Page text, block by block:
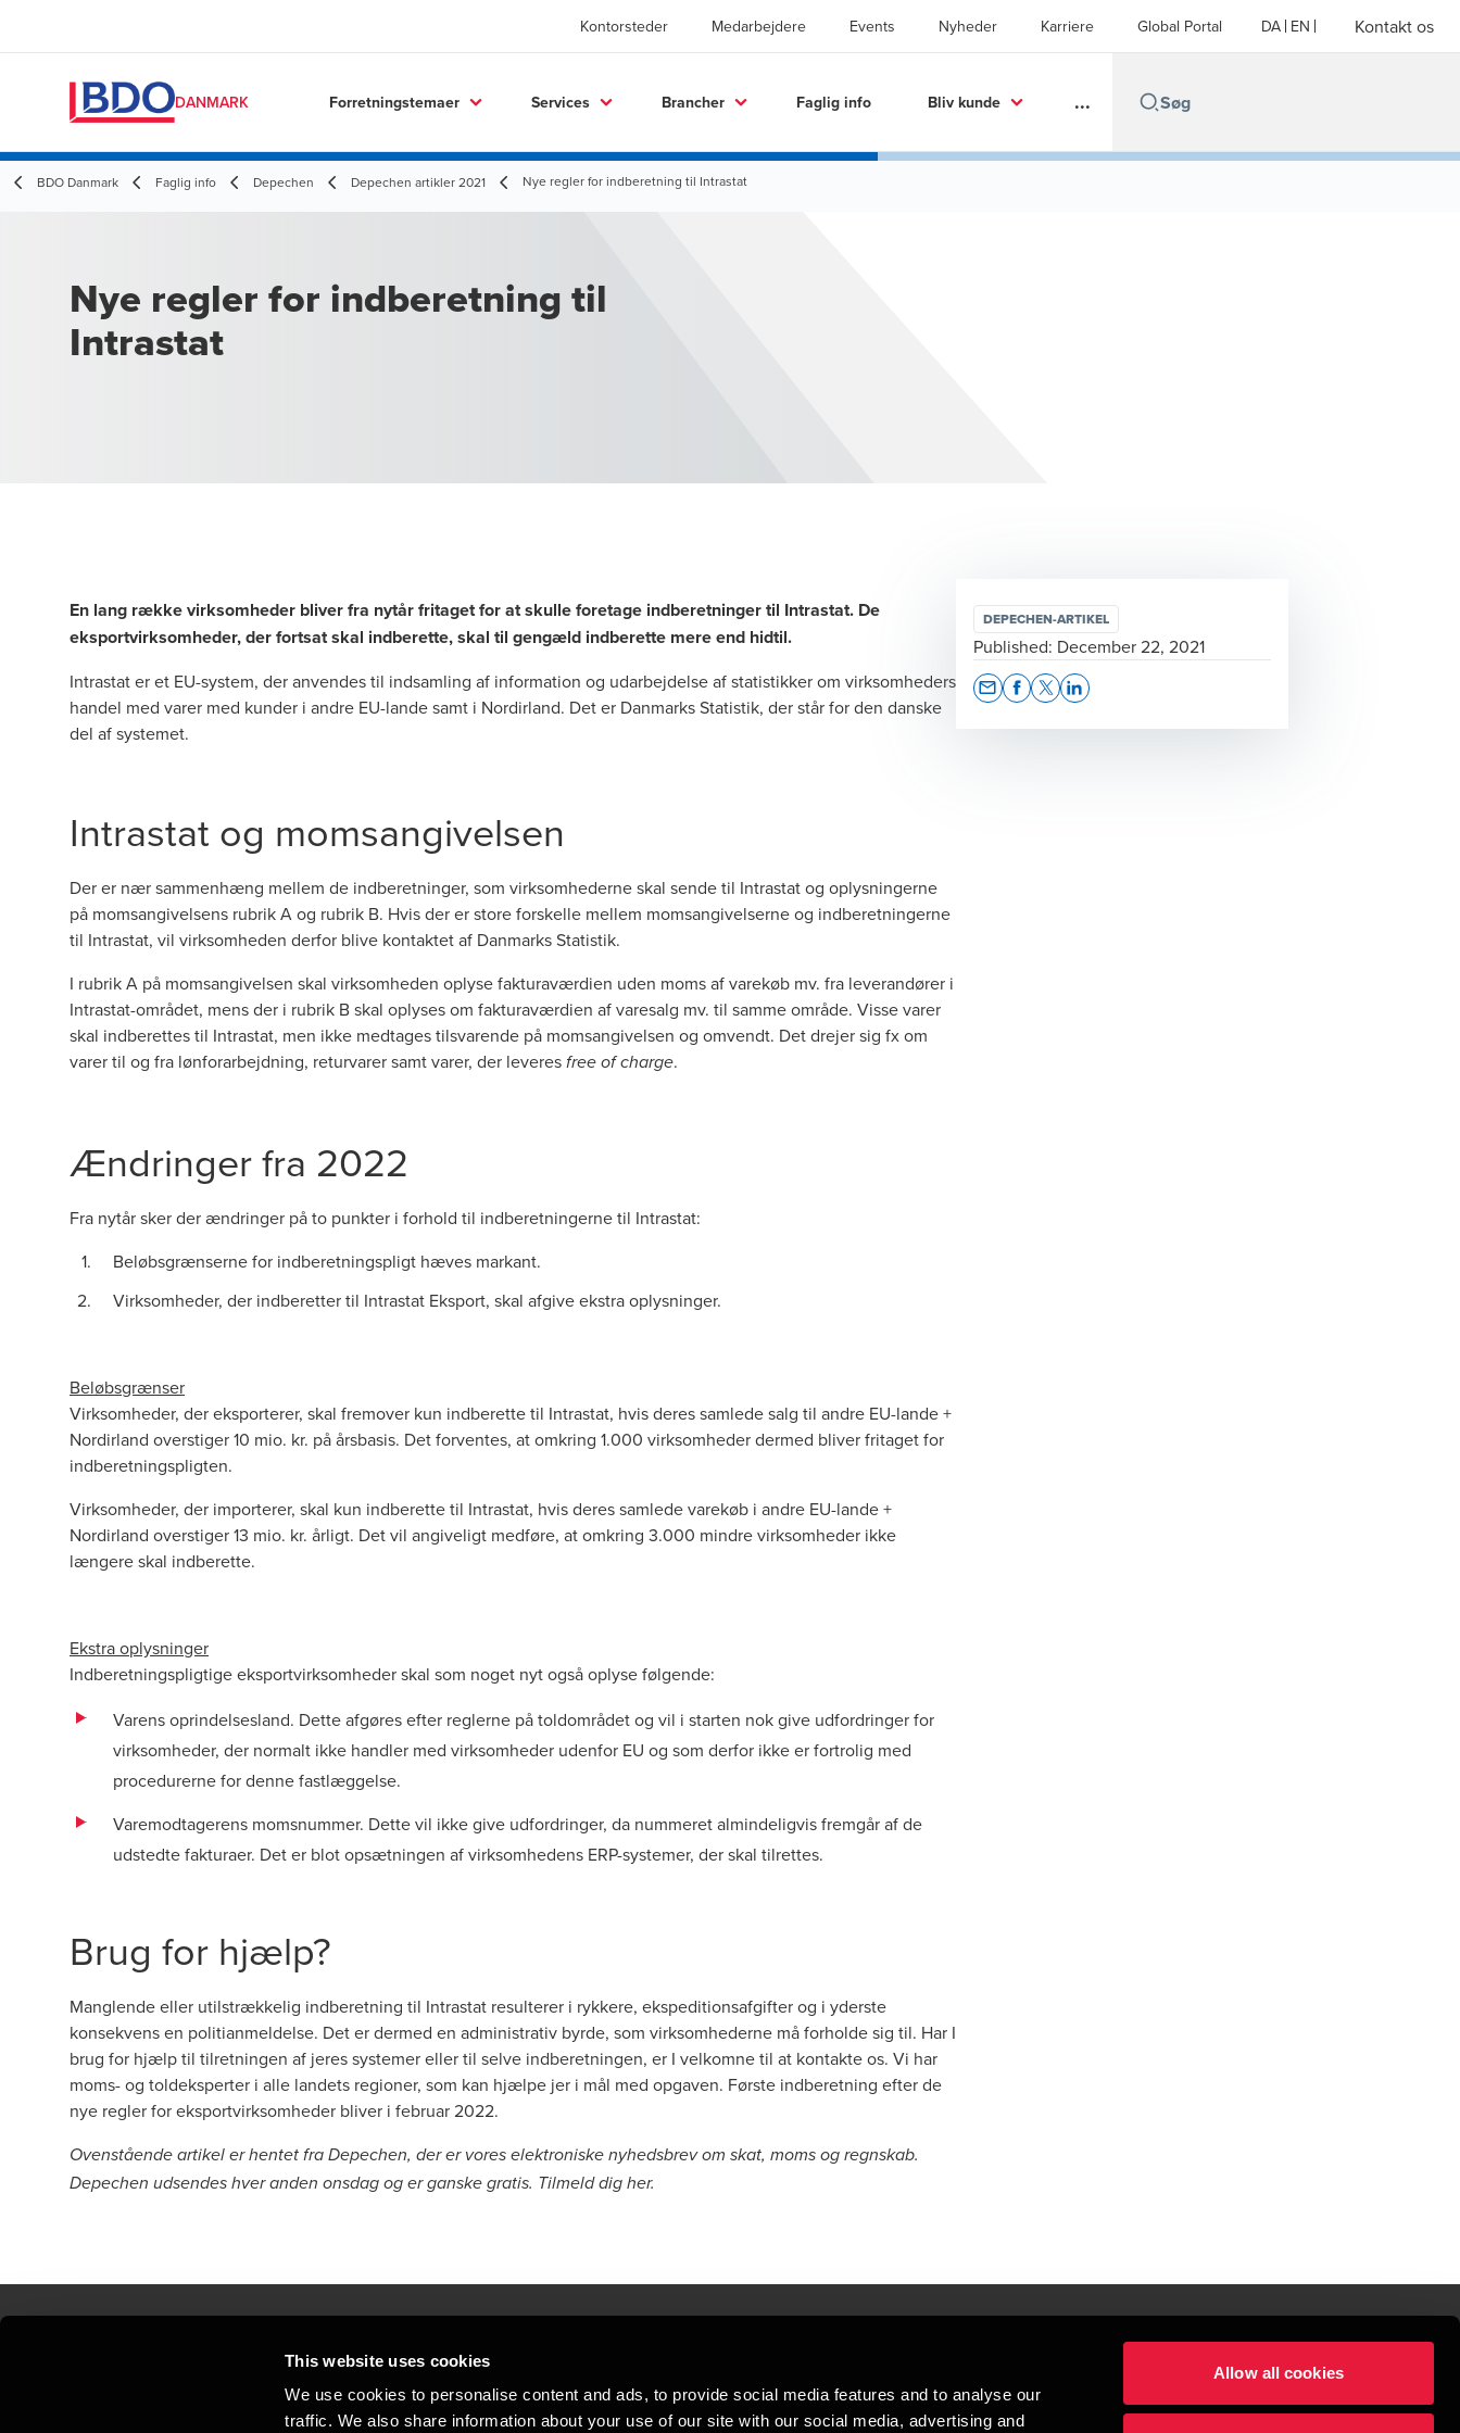
This website uses cookies
We use cookies to personalise content and ads, to provide social media features and to analyse our
traffic. We also share information about your use of our site with our social media, advertising and
Allow all cookies
Kontorsteder Medarbejdere Events Nyheder Karriere Global Portal DA EN Kontakt os
DANMARK Forretningstemaer Services Brancher Faglig info Bliv kunde ...
BDO Danmark Faglig info Depechen Depechen artikler 2021 Nye regler for indberetning til Intrastat
Nye regler for indberetning til
Intrastat
En lang række virksomheder bliver fra nytår fritaget for at skulle foretage indberetninger til Intrastat. De
eksportvirksomheder, der fortsat skal indberette, skal til gengæld indberette mere end hidtil.
Intrastat er et EU-system, der anvendes til indsamling af information og udarbejdelse af statistikker om virksomheders
handel med varer med kunder i andre EU-lande samt i Nordirland. Det er Danmarks Statistik, der står for den danske
del af systemet.
Intrastat og momsangivelsen
Der er nær sammenhæng mellem de indberetninger, som virksomhederne skal sende til Intrastat og oplysningerne
på momsangivelsens rubrik A og rubrik B. Hvis der er store forskelle mellem momsangivelserne og indberetningerne
til Intrastat, vil virksomheden derfor blive kontaktet af Danmarks Statistik.
I rubrik A på momsangivelsen skal virksomheden oplyse fakturaværdien uden moms af varekøb mv. fra leverandører i
Intrastat-området, mens der i rubrik B skal oplyses om fakturaværdien af varesalg mv. til samme område. Visse varer
skal indberettes til Intrastat, men ikke medtages tilsvarende på momsangivelsen og omvendt. Det drejer sig fx om
varer til og fra lønforarbejdning, returvarer samt varer, der leveres free of charge.
Ændringer fra 2022
Fra nytår sker derændringer på to punkter i forhold til indberetningerne til Intrastat:
Beløbsgrænserne for indberetningspligt hæves markant.
Virksomheder, der indberetter til Intrastat Eksport, skal afgive ekstra oplysninger.
Beløbsgrænser
Virksomheder, der eksporterer, skal fremover kun indberette til Intrastat, hvis deres samlede salg til andre EU-lande +
Nordirland overstiger 10 mio. kr. på årsbasis. Det forventes, at omkring 1.000 virksomheder dermed bliver fritaget for
indberetningspligten.
Virksomheder, der importerer, skal kun indberette til Intrastat, hvis deres samlede varekøb i andre EU-lande +
Nordirland overstiger 13 mio. kr. årligt. Det vil angiveligt medføre, at omkring 3.000 mindre virksomheder ikke
længere skal indberette.
Ekstra oplysninger
Indberetningspligtige eksportvirksomheder skal som noget nyt også oplyse følgende:
Varens oprindelsesland. Dette afgøres efter reglerne på toldområdet og vil i starten nok give udfordringer for
virksomheder, der normalt ikke handler med virksomheder udenfor EU og som derfor ikke er fortrolig med
procedurerne for denne fastlæggelse.
Varemodtagerens momsnummer. Dette vil ikke give udfordringer, da nummeret almindeligvis fremgår af de
udstedte fakturaer. Det er blot opsætningen af virksomhedens ERP-systemer, der skal tilrettes.
Brug for hjælp?
Manglende eller utilstrækkelig indberetning til Intrastat resulterer i rykkere, ekspeditionsafgifter og i yderste
konsekvens en politianmeldelse. Det er dermed en administrativ byrde, som virksomhederne må forholde sig til. Har I
brug for hjælp til tilretningen af jeres systemer eller til selve indberetningen, er I velkomne til at kontakte os. Vi har
moms- og toldeksperter i alle landets regioner, som kan hjælpe jer i mål med opgaven. Første indberetning efter de
nye regler for eksportvirksomheder bliver i februar 2022.
Ovenstående artikel er hentet fra Depechen, der er vores elektroniske nyhedsbrev om skat, moms og regnskab.
Depechen udsendes hver anden onsdag og er ganske gratis. Tilmeld dig her.
DEPECHEN-ARTIKEL
Published: December 22, 2021
Kontorsteder
Juridisk og privatliv
Sitemap
Mennesker, der hjælper mennesker
Vi mener, at enestående rådgivning begynder med at opbygge enestående relationer.